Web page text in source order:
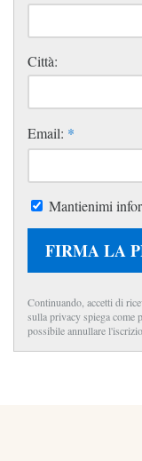
Città:
Email: *
Mantienimi
FIRMA LA
Continuando, accetti di
sulla privacy spiega come
possibile annullare